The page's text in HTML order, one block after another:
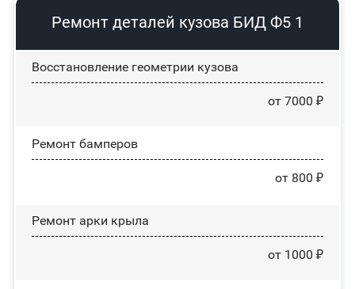
Ремонт деталей кузова БИД Ф5 1
Восстановление геометрии кузова
от 7000 ₽
Ремонт бамперов
от 800 ₽
Ремонт арки крыла
от 1000 ₽